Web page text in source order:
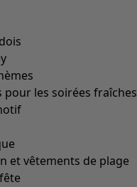
pour les soirées fraîches
et vêtements de plage